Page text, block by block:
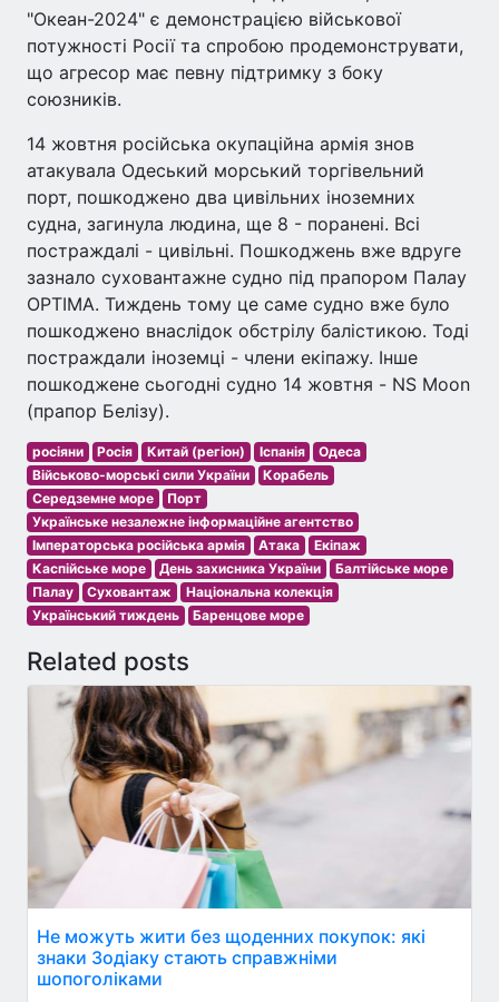
"Океан-2024" є демонстрацією військової
потужності Росії та спробою продемонструвати,
що агресор має певну підтримку з боку
союзників.
14 жовтня російська окупаційна армія знов
атакувала Одеський морський торгівельний
порт, пошкоджено два цивільних іноземних
судна, загинула людина, ще 8 - поранені. Всі
постраждалі - цивільні. Пошкоджень вже вдруге
зазнало суховантажне судно під прапором Палау
OPTIMA. Тиждень тому це саме судно вже було
пошкоджено внаслідок обстрілу балістикою. Тоді
постраждали іноземці - члени екіпажу. Інше
пошкоджене сьогодні судно 14 жовтня - NS Moon
(прапор Белізу).
росіяни Росія Китай (регіон) Іспанія
Одеса
Військово-морські сили України
Корабель
Середземне море
Порт
Українське незалежне інформаційне агентство
Імператорська російська армія
Атака
Екіпаж
Каспійське море
День захисника України
Балтійське море
Палау
Суховантаж
Національна колекція
Український тиждень
Баренцове море
Related posts
Не можуть жити без щоденних покупок: які
знаки Зодіаку стають справжніми
шопоголіками